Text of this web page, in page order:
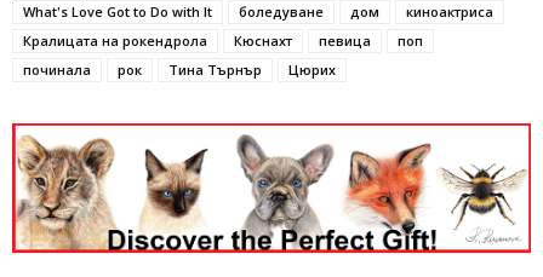
What's Love Got to Do with It
боледуване дом
киноактриса
Кралицата на рокендрола
Кюснахт певица
поп
починала
рок Тина Търнър Цюрих